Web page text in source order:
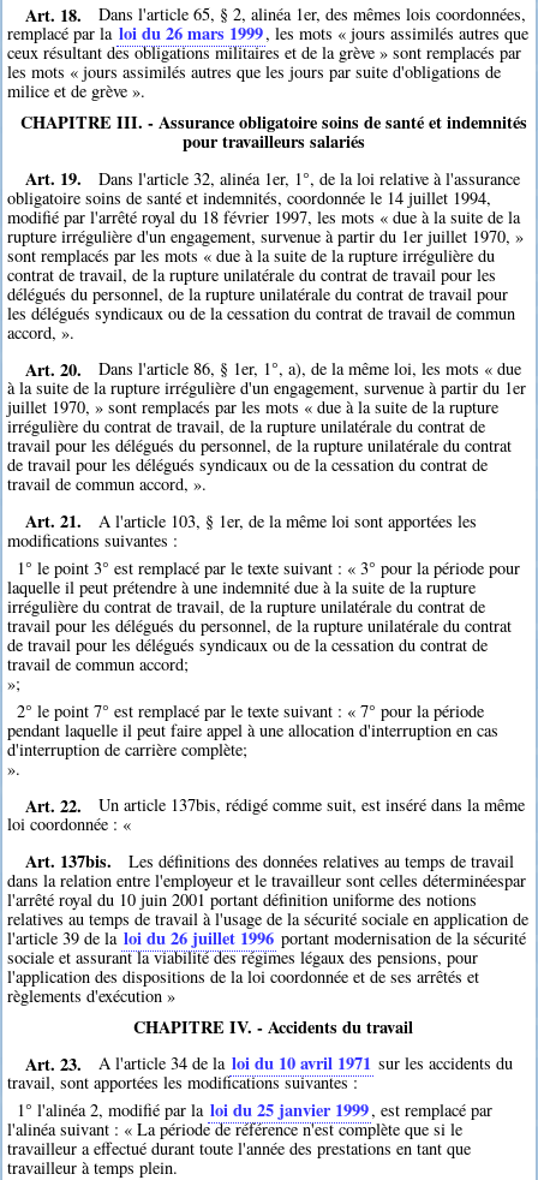
Art. 18.
Dans l'article 65, § 2, alinéa 1er, des mêmes lois coordonnées,
remplacé par la loi du 26 mars 1999, les mots « jours assimilés autres que
ceux résultant des obligations militaires et de la grève » sont remplacés par
les mots « jours assimilés autres que les jours par suite d'obligations de
milice et de grève ».
CHAPITRE III. - Assurance obligatoire soins de santé et indemnités
pour travailleurs salariés
Art. 19.
Dans l'article 32, alinéa 1er, 1°, de la loi relative à l'assurance
obligatoire soins de santé et indemnités, coordonnée le 14 juillet 1994,
modifié par l'arrêté royal du 18 février 1997, les mots « due à la suite de la
rupture irrégulière d'un engagement, survenue à partir du 1er juillet 1970, »
sont remplacés par les mots « due à la suite de la rupture irrégulière du
contrat de travail, de la rupture unilatérale du contrat de travail pour les
délégués du personnel, de la rupture unilatérale du contrat de travail pour
les délégués syndicaux ou de la cessation du contrat de travail de commun
accord, ».
Art. 20.
Dans l'article 86, § 1er, 1°, a), de la même loi, les mots « due
à la suite de la rupture irrégulière d'un engagement, survenue à partir du 1er
juillet 1970, » sont remplacés par les mots « due à la suite de la rupture
irrégulière du contrat de travail, de la rupture unilatérale du contrat de
travail pour les délégués du personnel, de la rupture unilatérale du contrat
de travail pour les délégués syndicaux ou de la cessation du contrat de
travail de commun accord, ».
Art. 21.
A l'article 103, § 1er, de la même loi sont apportées les
modifications suivantes :
1° le point 3° est remplacé par le texte suivant : « 3° pour la période pour
laquelle il peut prétendre à une indemnité due à la suite de la rupture
irrégulière du contrat de travail, de la rupture unilatérale du contrat de
travail pour les délégués du personnel, de la rupture unilatérale du contrat
de travail pour les délégués syndicaux ou de la cessation du contrat de
travail de commun accord;
»;
2° le point 7° est remplacé par le texte suivant : « 7° pour la période
pendant laquelle il peut faire appel à une allocation d'interruption en cas
d'interruption de carrière complète;
».
Art. 22.
Un article 137bis, rédigé comme suit, est inséré dans la même
loi coordonnée : «
Art. 137bis.
Les définitions des données relatives au temps de travail
dans la relation entre l'employeur et le travailleur sont celles déterminéespar
l'arrêté royal du 10 juin 2001 portant définition uniforme des notions
relatives au temps de travail à l'usage de la sécurité sociale en application de
l'article 39 de la loi du 26 juillet 1996 portant modernisation de la sécurité
sociale et assurant la viabilité des régimes légaux des pensions, pour
l'application des dispositions de la loi coordonnée et de ses arrêtés et
règlements d'exécution »
CHAPITRE IV. - Accidents du travail
Art. 23.
A l'article 34 de la loi du 10 avril 1971 sur les accidents du
travail, sont apportées les modifications suivantes :
1° l'alinéa 2, modifié par la loi du 25 janvier 1999, est remplacé par
l'alinéa suivant : « La période de référence n'est complète que si le
travailleur a effectué durant toute l'année des prestations en tant que
travailleur à temps plein.